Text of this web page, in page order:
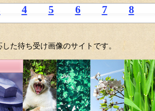
4 5 6 7 8
た待ち受け画像のサイトです。